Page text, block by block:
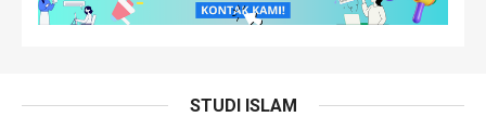
STUDI ISLAM